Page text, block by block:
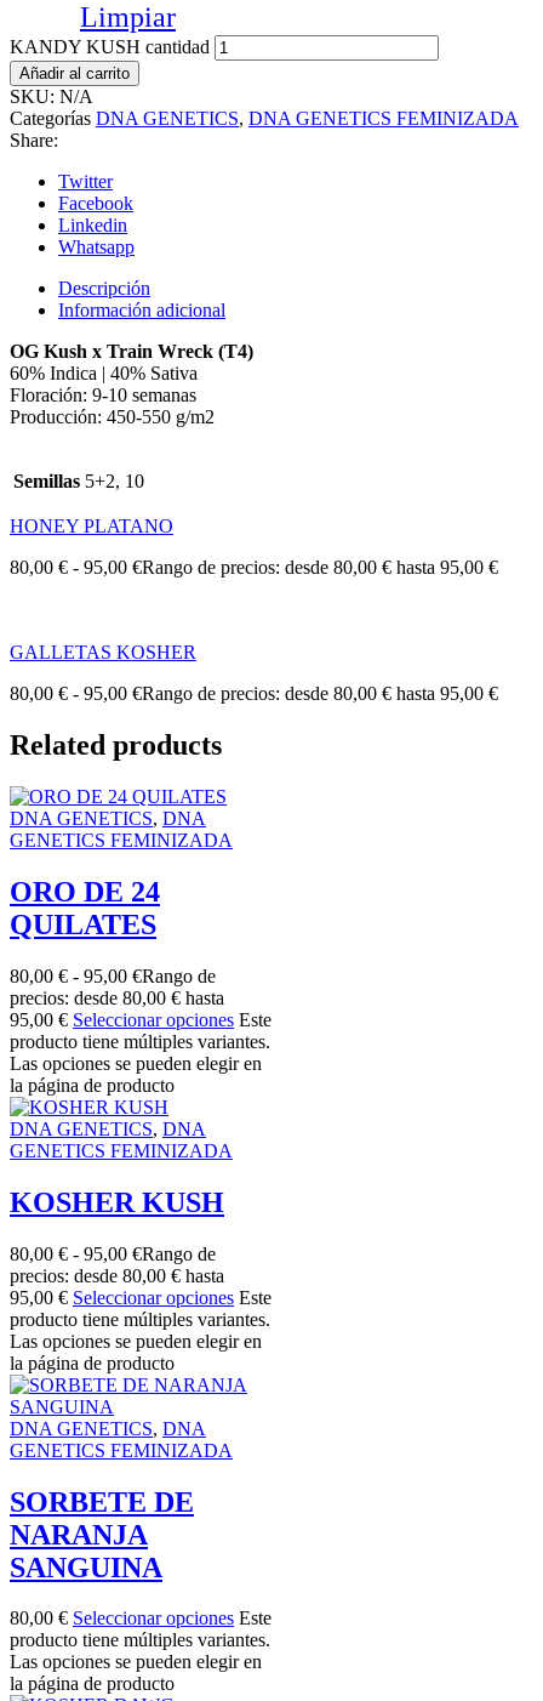
Limpiar
KANDY KUSH cantidad
Añadir al carrito
SKU: N/A
Categorías DNA GENETICS, DNA GENETICS FEMINIZADA
Share:
Twitter
Facebook
Linkedin
Whatsapp
Descripción
Información adicional
OG Kush x Train Wreck (T4)
60% Indica | 40% Sativa
Floración: 9-10 semanas
Producción: 450-550 g/m2
Semillas 5+2, 10
HONEY PLATANO
80,00 € - 95,00 €Rango de precios: desde 80,00 € hasta 95,00 €
GALLETAS KOSHER
80,00 € - 95,00 €Rango de precios: desde 80,00 € hasta 95,00 €
Related products
DNA GENETICS, DNA
GENETICS FEMINIZADA
ORO DE 24
QUILATES
80,00 € - 95,00 €Rango de
precios: desde 80,00 € hasta
95,00 € Seleccionar opciones Este
producto tiene múltiples variantes.
Las opciones se pueden elegir en
la página de producto
DNA GENETICS, DNA
GENETICS FEMINIZADA
KOSHER KUSH
80,00 € - 95,00 €Rango de
precios: desde 80,00 € hasta
95,00 € Seleccionar opciones Este
producto tiene múltiples variantes.
Las opciones se pueden elegir en
la página de producto
DNA GENETICS, DNA
GENETICS FEMINIZADA
SORBETE DE
NARANJA
SANGUINA
80,00 € Seleccionar opciones Este
producto tiene múltiples variantes.
Las opciones se pueden elegir en
la página de producto